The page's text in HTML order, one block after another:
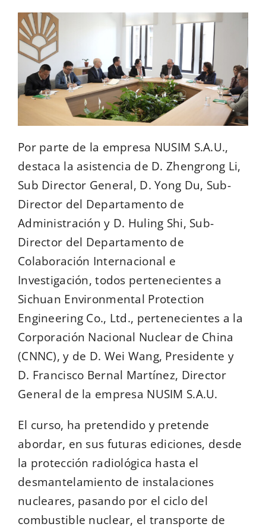
Por parte de la empresa NUSIM S.A.U.,
destaca la asistencia de D. Zhengrong Li,
Sub Director General, D. Yong Du, Sub-
Director del Departamento de
Administración y D. Huling Shi, Sub-
Director del Departamento de
Colaboración Internacional e
Investigación, todos pertenecientes a
Sichuan Environmental Protection
Engineering Co., Ltd., pertenecientes a la
Corporación Nacional Nuclear de China
(CNNC), y de D. Wei Wang, Presidente y
D. Francisco Bernal Martínez, Director
General de la empresa NUSIM S.A.U.
El curso, ha pretendido y pretende
abordar, en sus futuras ediciones, desde
la protección radiológica hasta el
desmantelamiento de instalaciones
nucleares, pasando por el ciclo del
combustible nuclear, el transporte de